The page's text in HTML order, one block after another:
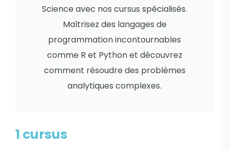
Science avec nos cursus spécialisés.
Maîtrisez des langages de
programmation incontournables
comme R et Python et découvrez
comment résoudre des problèmes
analytiques complexes.
1 cursus